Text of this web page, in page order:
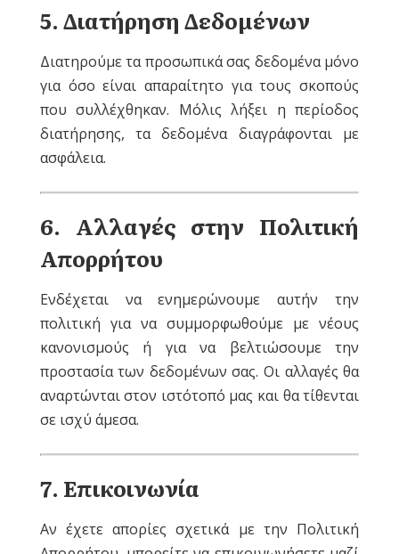
5. Διατήρηση Δεδομένων
Διατηρούμε τα προσωπικά σας δεδομένα μόνο
για όσο είναι απαραίτητο για τους σκοπούς
που συλλέχθηκαν. Μόλις λήξει η περίοδος
διατήρησης, τα δεδομένα διαγράφονται με
ασφάλεια.
6. Αλλαγές στην Πολιτική
Απορρήτου
Ενδέχεται να ενημερώνουμε αυτήν την
πολιτική για να συμμορφωθούμε με νέους
κανονισμούς ή για να βελτιώσουμε την
προστασία των δεδομένων σας. Οι αλλαγές θα
αναρτώνται στον ιστότοπό μας και θα τίθενται
σε ισχύ άμεσα.
7. Επικοινωνία
Αν έχετε απορίες σχετικά με την Πολιτική